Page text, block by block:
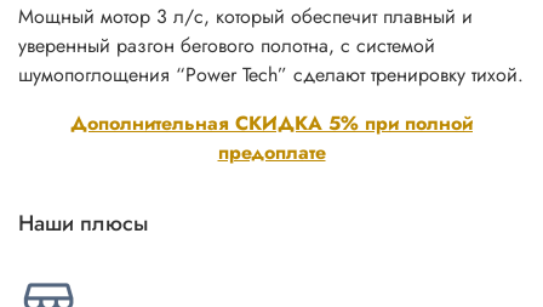
Дополнительная СКИДКА 5% при полной
предоплате
Мощный мотор 3 л/с, который обеспечит плавный и
уверенный разгон бегового полотна, с системой
шумопоглощения “Power Tech” сделают тренировку тихой.
Наши плюсы